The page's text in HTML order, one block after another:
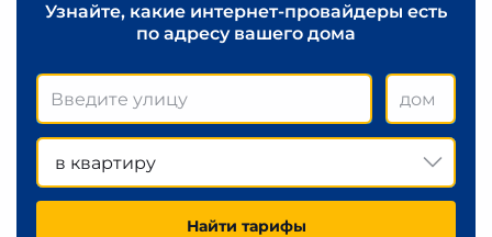
Узнайте, какие интернет-провайдеры есть
по адресу вашего дома
в квартиру
Найти тарифы